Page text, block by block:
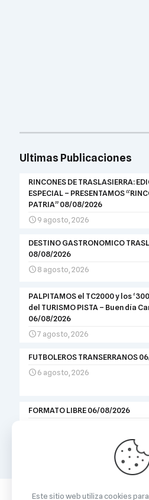
Ultimas Publicaciones
RINCONES DE TRASLASIERRA:
ESPECIAL – PRESENTAMOS
PATRIA” 08/08/2026
9 agosto, 2026
DESTINO GASTRONOMICO
08/08/2026
8 agosto, 2026
PALPITAMOS el TC2000 y los
del TURISMO PISTA – Buen día
06/08/2026
7 agosto, 2026
FUTBOLEROS TRANSERRANOS
6 agosto, 2026
FORMATO LIBRE 06/08/2026
Este sitio web utiliza cookies